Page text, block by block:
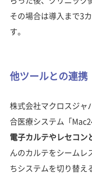
その場合は導入まで3
す。
他ツールとの連携
株式会社マクロスジャ
合医療システム「
電子カルテやレセコン
んのカルテをシームレ
ちシステムを切り替え